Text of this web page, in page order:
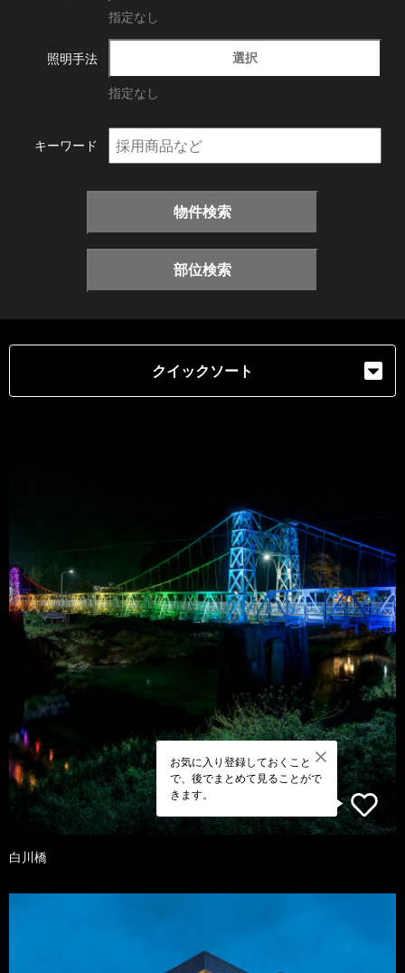
指定なし
照明手法 選択
指定なし
キーワード
物件検索
部位検索
クイックソート
お気に入り登録しておくこと
で、後でまとめて見ることがで
きます。
白川橋